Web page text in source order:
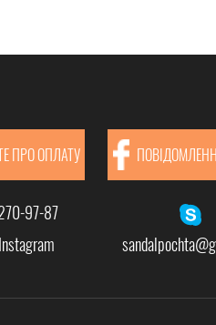
ПРО ОПЛАТУ
97-87